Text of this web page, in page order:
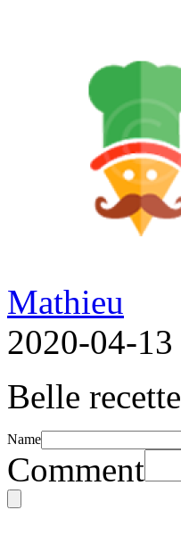
Mathieu
2020-04-13
Belle recette
Name
Comment